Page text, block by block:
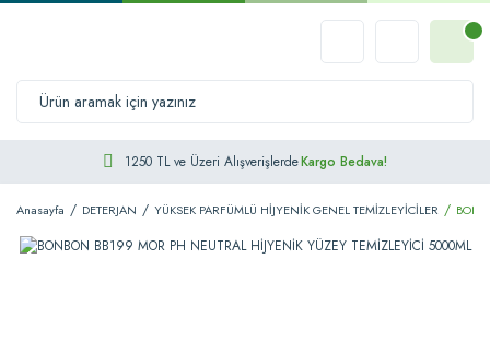
1250 TL ve Üzeri AlışverişlerdeKargo Bedava!
Anasayfa DETERJAN YÜKSEK PARFÜMLÜ HİJYENİK GENEL TEMİZLEYİCİLER